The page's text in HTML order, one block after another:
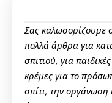
Σας καλωσορίζουμε
πολλά άρθρα για
σπιτιού, για
κρέμες για το
σπίτι, την οργάνωση